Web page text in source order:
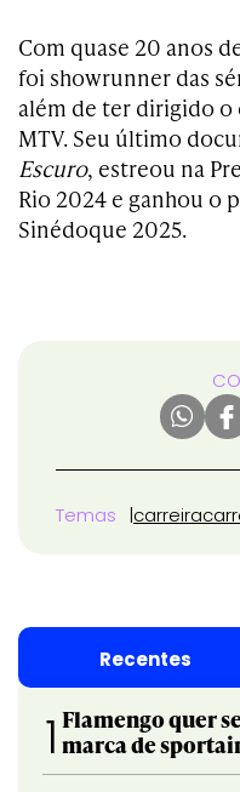
Com quase 20 anos
foi showrunner das
além de ter dirigido o
MTV. Seu último
Escuro, estreou na
Rio 2024 e ganhou o
Sinédoque 2025.
Temas carreira
Recentes
1 Flamengo quer
marca de